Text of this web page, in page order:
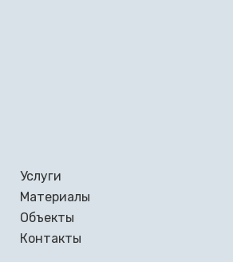
Услуги
Материалы
Объекты
Контакты